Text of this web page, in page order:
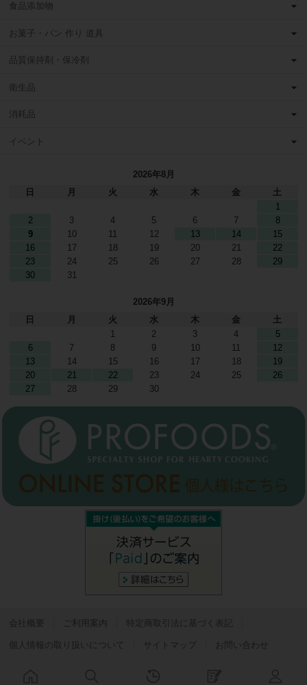
食品添加物
お菓子・パン 作り 道具
品質保持剤・保冷剤
衛生品
消耗品
イベント
2026年8月
日
月 火 水 木 金
土
1
2
3 4 5 6 7
8
9
10 11 12 13 14
15
16
17 18 19 20 21
22
23
24 25 26 27 28
29
30
31
2026年9月
日
月 火 水 木 金
土
1
2 3 4
5
6
7 8 9 10 11
12
13
14 15 16 17 18
19
20
21 22 23 24 25
26
27
28 29 30
会社概要 ご利用案内 特定商取引法に基づく表記
個人情報の取り扱いについて サイトマップ お問い合わせ
Copyright © プロフーズビジネス All Rights Reserved. Powered by